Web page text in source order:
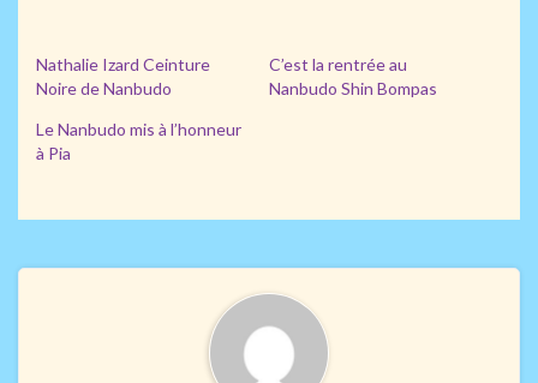
Nathalie Izard Ceinture
Noire de Nanbudo
C’est la rentrée au
Nanbudo Shin Bompas
Le Nanbudo mis à l’honneur
à Pia